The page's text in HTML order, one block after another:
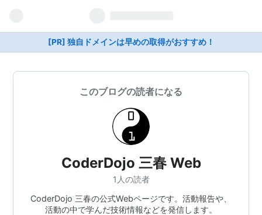
[PR] 独自ドメインは早めの取得がおすすめ！
このブログの読者になる
CoderDojo 三春 Web
1人の読者
CoderDojo 三春の公式Webページです。活動報告や、
活動の中で学んだ技術情報などを発信します。